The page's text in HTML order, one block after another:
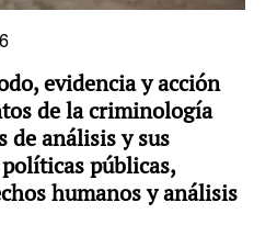
evidencia y acción
de la criminología
de análisis y sus
públicas,
humanos y análisis